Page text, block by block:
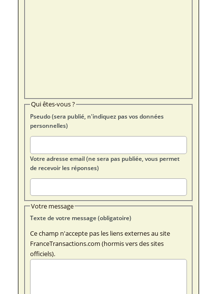
Qui êtes-vous ?
Pseudo (sera publié, n'indiquez pas vos données
personnelles)
Votre adresse email (ne sera pas publiée, vous permet
de recevoir les réponses)
Votre message
Texte de votre message (obligatoire)
Ce champ n'accepte pas les liens externes au site
FranceTransactions.com (hormis vers des sites
officiels).